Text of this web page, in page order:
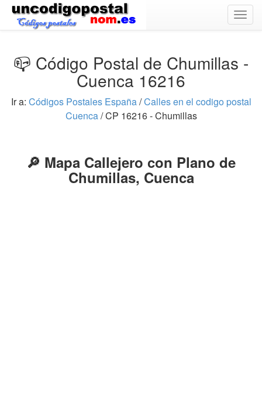
📪 Código Postal de Chumillas -
Cuenca 16216
Ir a: Códigos Postales España/Calles en el codigo postal
Cuenca/ CP 16216 - Chumillas
🔎 Mapa Callejero con Plano de
Chumillas, Cuenca